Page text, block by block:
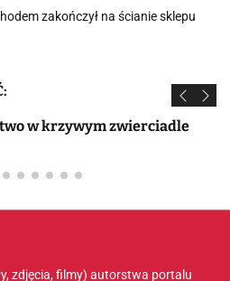
zakończył na ścianie sklepu
w krzywym zwierciadle
zdjęcia, filmy) autorstwa portalu